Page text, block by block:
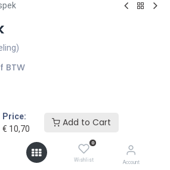
Price:
€ 10,70
Add to Cart
0
Wishlist Account
BTW
winkelmandje